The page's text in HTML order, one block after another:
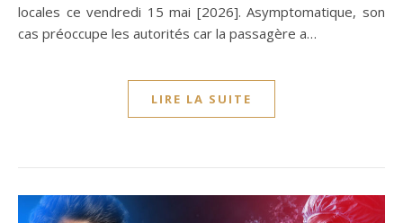
locales ce vendredi 15 mai [2026]. Asymptomatique, son
cas préoccupe les autorités car la passagère a…
LIRE LA SUITE